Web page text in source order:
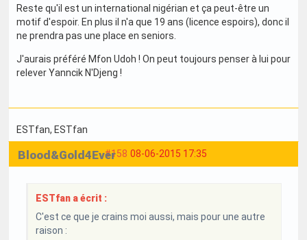
Reste qu'il est un international nigérian et ça peut-être un
motif d'espoir. En plus il n'a que 19 ans (licence espoirs), donc il
ne prendra pas une place en seniors.
J'aurais préféré Mfon Udoh ! On peut toujours penser à lui pour
relever Yanncik N'Djeng !
ESTfan, ESTfan
#158 08-06-2015 17:35
Blood&Gold4Ever
ESTfan a écrit :
C'est ce que je crains moi aussi, mais pour une autre
raison :